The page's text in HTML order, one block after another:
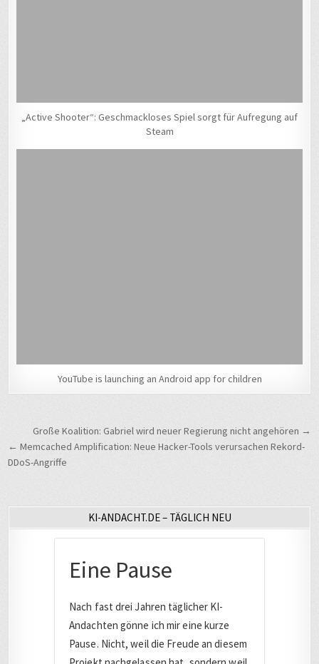
„Active Shooter“: Geschmackloses Spiel sorgt für Aufregung auf
Steam
YouTube is launching an Android app for children
Beitragsnavigation
Große Koalition: Gabriel wird neuer Regierung nicht angehören →
← Memcached Amplification: Neue Hacker-Tools verursachen Rekord-
DDoS-Angriffe
KI-ANDACHT.DE – TÄGLICH NEU